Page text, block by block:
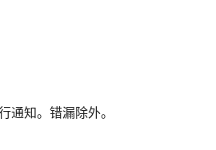
通知。错漏除外。